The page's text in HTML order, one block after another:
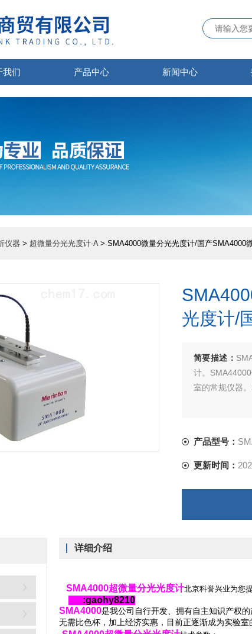
我们 产品中心 新闻中心
仪器 > 超微量分光光度计-A> SMA4000微量分光光度计/国产SMA4000
光度计/
简要描述：
计。
室的常规仪器
产品型号：
更新时间：
详细介绍
SMA4000超微量分光光度计北京科誉兴业为您
:gaohy8210
SMA4000是我公司自行开发、拥有自主知识产权
无需比色杯，加上经济实惠，目前正逐渐成为实验室